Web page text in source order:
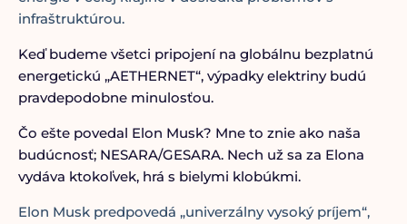
infraštruktúrou.
Keď budeme všetci pripojení na globálnu bezplatnú
energetickú „AETHERNET“, výpadky elektriny budú
pravdepodobne minulosťou.
Čo ešte povedal Elon Musk? Mne to znie ako naša
budúcnosť; NESARA/GESARA. Nech už sa za Elona
vydáva ktokoľvek, hrá s bielymi klobúkmi.
Elon Musk predpovedá „univerzálny vysoký príjem“,